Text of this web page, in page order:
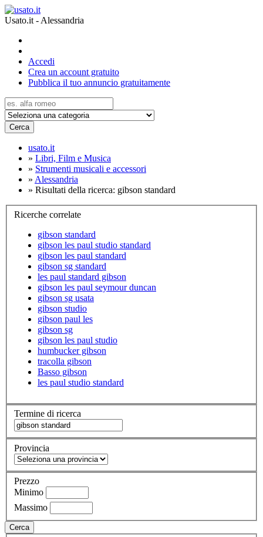
Usato.it - Alessandria
Accedi
Crea un account gratuito
Pubblica il tuo annuncio gratuitamente
Cerca
usato.it
» Libri, Film e Musica
» Strumenti musicali e accessori
» Alessandria
» Risultati della ricerca: gibson standard
Ricerche correlate
gibson standard
gibson les paul studio standard
gibson les paul standard
gibson sg standard
les paul standard gibson
gibson les paul seymour duncan
gibson sg usata
gibson studio
gibson paul les
gibson sg
gibson les paul studio
humbucker gibson
tracolla gibson
Basso gibson
les paul studio standard
Termine di ricerca
Provincia
Prezzo
Minimo
Massimo
Cerca